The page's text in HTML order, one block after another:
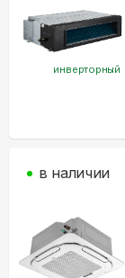
инверторный
в наличии